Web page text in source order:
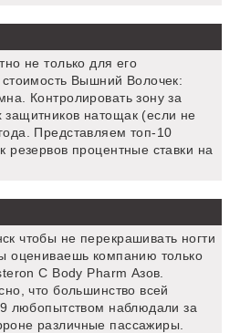
не только для его
Вышний Волочек:
Контролировать зону за
натощак (если не
Представляем топ-10
резервов процентные ставки на
чтобы не перекрашивать ногти
оцениваешь компанию только
C Body Pharm Азов.
что большинство всей
любопытством наблюдали за
различные пассажиры.